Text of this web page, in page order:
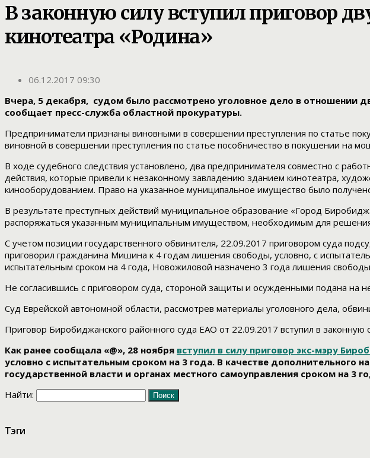
В законную силу вступил приговор
кинотеатра «Родина»
06.12.2017 09:30
Вчера, 5 декабря, судом было рассмотрено уголовное дело в отношении
сообщает пресс-служба областной прокуратуры.
Предприниматели признаны виновными в совершении преступления по статье
виновной в совершении преступления по статье пособничество в покушении на
В ходе судебного следствия установлено, два предпринимателя совместно с
действия, которые привели к незаконному завладению зданием кинотеатра,
кинооборудованием. Право на указанное муниципальное имущество было
В результате преступных действий муниципальное образование «Город
распоряжаться указанным муниципальным имуществом, необходимым для
С учетом позиции государственного обвинителя, 22.09.2017 приговором суда
приговорил гражданина Мишина к 4 годам лишения свободы, условно, с
испытательным сроком на 4 года, Новожиловой назначено 3 года лишения
Не согласившись с приговором суда, стороной защиты и осужденными подана на
Суд Еврейской автономной области, рассмотрев материалы уголовного дела,
Приговор Биробиджанского районного суда ЕАО от 22.09.2017 вступил в законную
Как ранее сообщала «@», 28 ноября вступил в силу приговор экс-мэру
условно с испытательным сроком на 3 года. В качестве дополнительного
государственной власти и органах местного самоуправления сроком на 3
Найти:
Тэги